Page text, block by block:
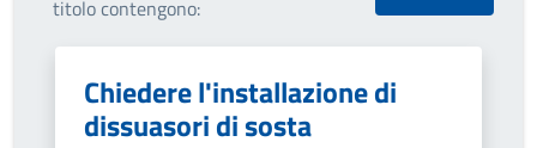
titolo contengono:
Chiedere l'installazione di
dissuasori di sosta